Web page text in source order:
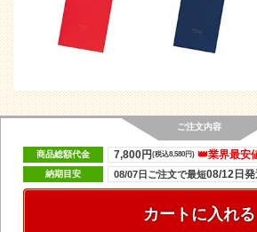
ご注文内容
商品総額代金 👑業界最安
7,800円(税込8,580円)
納期目安 08/07日ご注文で最短08/12日発
カートに入れる